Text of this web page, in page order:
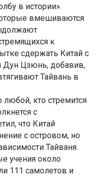
в истории».
вмешиваются
к
сдержать Китай с
Дун Цзюнь, добавив,
Тайвань в
кто стремится
с
что Китай
с островом, но
Тайваня.
учения около
111 самолетов и